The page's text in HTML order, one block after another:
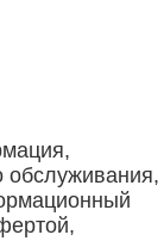
обслуживания,